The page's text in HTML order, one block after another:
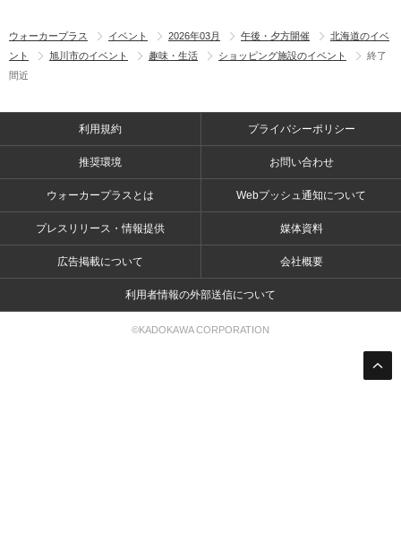
ウォーカープラス イベント 2026年03月 午後・夕方開催
北海道のイベ
ント
旭川市のイベント 趣味・生活 ショッピング施設のイベント
終了
間近
利用規約 プライバシーポリシー
推奨環境 お問い合わせ
ウォーカープラスとは Webプッシュ通知について
プレスリリース・情報提供 媒体資料
広告掲載について 会社概要
利用者情報の外部送信について
©KADOKAWA CORPORATION